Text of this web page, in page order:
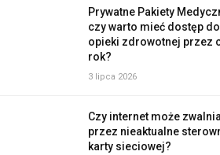
Prywatne Pakiety
czy warto mieć dostęp do
opieki zdrowotnej przez
rok?
3 lipca 2026
Czy internet może
przez nieaktualne
karty sieciowej?